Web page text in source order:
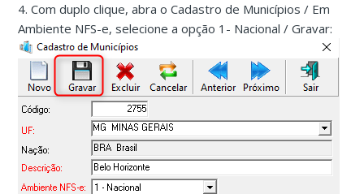
4. Com duplo clique, abra o Cadastro de Municípios / Em
Ambiente NFS-e, selecione a opção 1- Nacional / Gravar: